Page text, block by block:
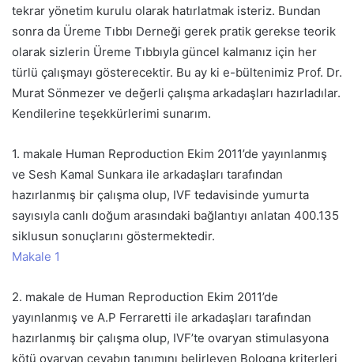
tekrar yönetim kurulu olarak hatırlatmak isteriz. Bundan
sonra da Üreme Tıbbı Derneği gerek pratik gerekse teorik
olarak sizlerin Üreme Tıbbıyla güncel kalmanız için her
türlü çalışmayı gösterecektir. Bu ay ki e-bültenimiz Prof. Dr.
Murat Sönmezer ve değerli çalışma arkadaşları hazırladılar.
Kendilerine teşekkürlerimi sunarım.
1. makale Human Reproduction Ekim 2011’de yayınlanmış
ve Sesh Kamal Sunkara ile arkadaşları tarafından
hazırlanmış bir çalışma olup, IVF tedavisinde yumurta
sayısıyla canlı doğum arasındaki bağlantıyı anlatan 400.135
siklusun sonuçlarını göstermektedir.
Makale 1
2. makale de Human Reproduction Ekim 2011’de
yayınlanmış ve A.P Ferraretti ile arkadaşları tarafından
hazırlanmış bir çalışma olup, IVF’te ovaryan stimulasyona
kötü ovaryan cevabın tanımını belirleyen Bologna kriterleri